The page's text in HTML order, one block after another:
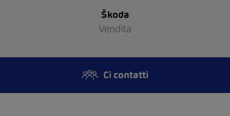
Škoda
Vendita
Ci contatti